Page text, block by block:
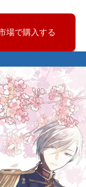
場で購入する